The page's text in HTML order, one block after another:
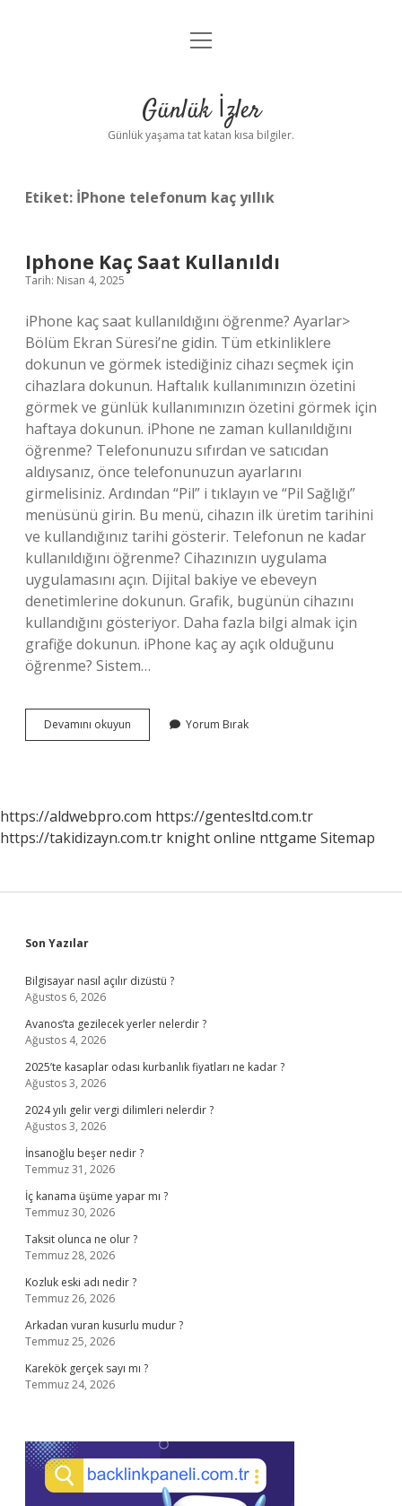
Anasayfa
Yasal Uyarı
menüyü
Günlük İzler
Günlük yaşama tat katan kısa bilgiler.
Etiket: İPhone telefonum kaç yıllık
Iphone Kaç Saat Kullanıldı
Tarih: Nisan 4, 2025
iPhone kaç saat kullanıldığını öğrenme? Ayarlar>
Bölüm Ekran Süresi’ne gidin. Tüm etkinliklere
dokunun ve görmek istediğiniz cihazı seçmek için
cihazlara dokunun. Haftalık kullanımınızın özetini
görmek ve günlük kullanımınızın özetini görmek için
haftaya dokunun. iPhone ne zaman kullanıldığını
öğrenme? Telefonunuzu sıfırdan ve satıcıdan
aldıysanız, önce telefonunuzun ayarlarını
girmelisiniz. Ardından “Pil” i tıklayın ve “Pil Sağlığı”
menüsünü girin. Bu menü, cihazın ilk üretim tarihini
ve kullandığınız tarihi gösterir. Telefonun ne kadar
kullanıldığını öğrenme? Cihazınızın uygulama
uygulamasını açın. Dijital bakiye ve ebeveyn
denetimlerine dokunun. Grafik, bugünün cihazını
kullandığını gösteriyor. Daha fazla bilgi almak için
grafiğe dokunun. iPhone kaç ay açık olduğunu
öğrenme? Sistem…
Devamını okuyun
Kaç
Yorum Bırak
https://aldwebpro.com https://gentesltd.com.tr
https://takidizayn.com.tr knight online nttgame Sitemap
Sidebar
Son Yazılar
Bilgisayar nasıl açılır dizüstü ?
Ağustos 6, 2026
Avanos’ta gezilecek yerler nelerdir ?
Ağustos 4, 2026
2025’te kasaplar odası kurbanlık fiyatları ne kadar ?
Ağustos 3, 2026
2024 yılı gelir vergi dilimleri nelerdir ?
Ağustos 3, 2026
İnsanoğlu beşer nedir ?
Temmuz 31, 2026
İç kanama üşüme yapar mı ?
Temmuz 30, 2026
Taksit olunca ne olur ?
Temmuz 28, 2026
Kozluk eski adı nedir ?
Temmuz 26, 2026
Arkadan vuran kusurlu mudur ?
Temmuz 25, 2026
Karekök gerçek sayı mı ?
Temmuz 24, 2026